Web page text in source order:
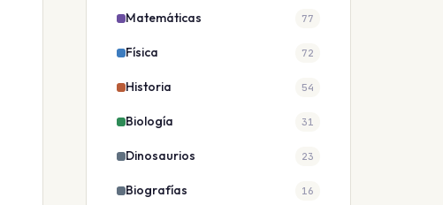
Matemáticas 77
Física 72
Historia 54
Biología 31
Dinosaurios 23
Biografías 16